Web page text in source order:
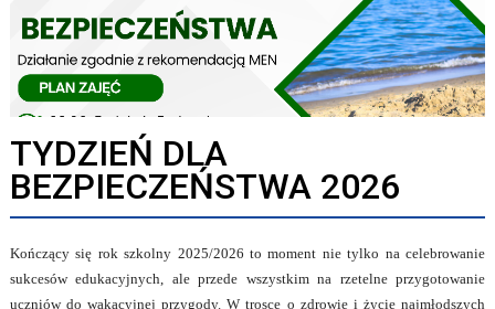
TYDZIEŃ DLA
BEZPIECZEŃSTWA 2026
Kończący się rok szkolny 2025/2026 to moment nie tylko na celebrowanie
sukcesów edukacyjnych, ale przede wszystkim na rzetelne przygotowanie
uczniów do wakacyjnej przygody. W trosce o zdrowie i życie najmłodszych